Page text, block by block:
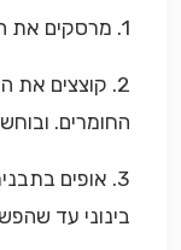
1. מרסקים את הקישואים בפומפייה גסה.
2. קוצצים את
החומרים.
3. אופים
בינוני עד